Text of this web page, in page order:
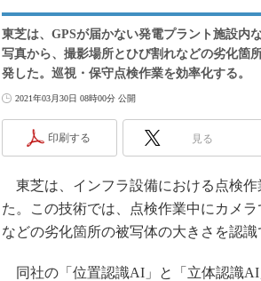
東芝は、GPSが届かない発電プラント施設内
写真から、撮影場所とひび割れなどの劣化箇
発した。巡視・保守点検作業を効率化する。
2021年03月30日 08時00分 公開
印刷する 見る
東芝は、インフラ設備における点検
た。この技術では、点検作業中にカメ
などの劣化箇所の被写体の大きさを認識
同社の「位置認識AI」と「立体認識AI